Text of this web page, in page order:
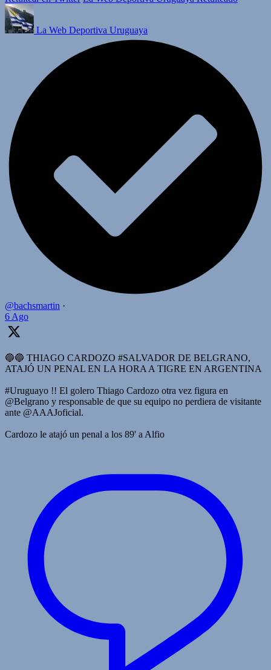
La Web Deportiva Uruguaya
@bachsmartin ·
6 Ago
🔵🔵 THIAGO CARDOZO #SALVADOR DE BELGRANO,
ATAJÓ UN PENAL EN LA HORA A TIGRE EN ARGENTINA
#Uruguayo !! El golero Thiago Cardozo otra vez figura en
@Belgrano y responsable de que su equipo no perdiera de visitante
ante @AAAJoficial.
Cardozo le atajó un penal a los 89' a Alfio